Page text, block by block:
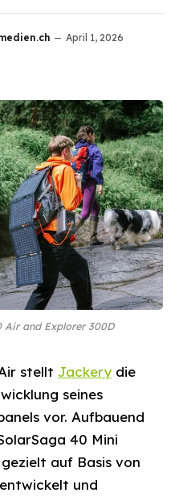
April 1, 2026
Air and Explorer 300D
stellt Jackery die
seines
vor. Aufbauend
40 Mini
auf Basis von
und